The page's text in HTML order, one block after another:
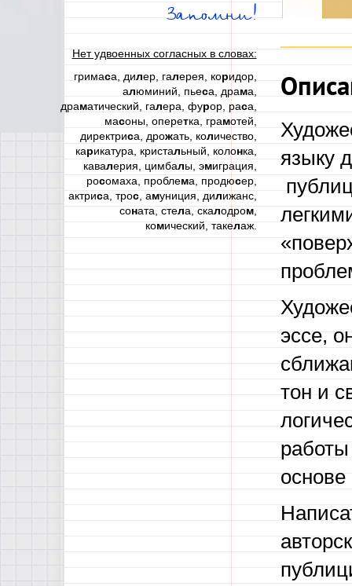
Запомни!
Нет удвоенных согласных в словах:
гримаса, дилер, галерея, коридор,
алюминий, пьеса, драма,
драматический, галера, фурор, раса,
масоны, оперетка, грамотей,
директриса, дрожать, количество,
карикатура, кристальный, колонка,
кавалерия, цимбалы, эмиграция,
росомаха, проблема, продюсер,
актриса, трос, амуниция, дилижанс,
соната, стела, скалодром,
комический, такелаж.
языку
эссе,
тон и
работы
основе